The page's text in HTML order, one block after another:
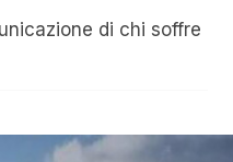
di chi soffre